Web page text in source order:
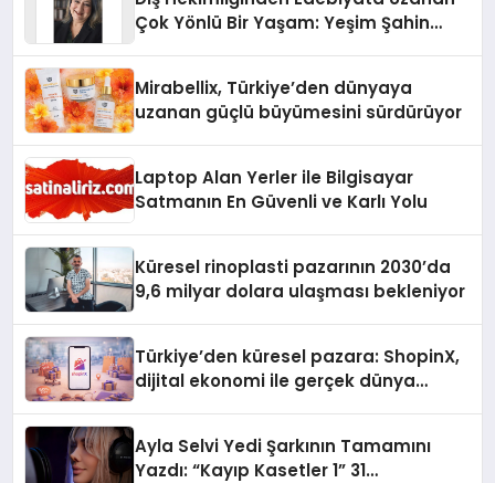
Çok Yönlü Bir Yaşam: Yeşim Şahin
Mirabellix, Türkiye’den dünyaya
uzanan güçlü büyümesini sürdürüyor
Laptop Alan Yerler ile Bilgisayar
Satmanın En Güvenli ve Karlı Yolu
Küresel rinoplasti pazarının 2030’da
9,6 milyar dolara ulaşması bekleniyor
Türkiye’den küresel pazara: ShopinX,
dijital ekonomi ile gerçek dünya
Ayla Selvi Yedi Şarkının Tamamını
Yazdı: “Kayıp Kasetler 1” 31